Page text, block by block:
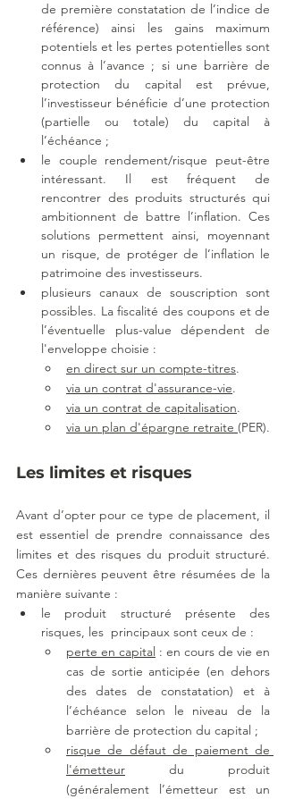
de première constatation de l’indice de
référence) ainsi les gains maximum
potentiels et les pertes potentielles sont
connus à l’avance ; si une barrière de
protection du capital est prévue,
l’investisseur bénéficie d’une protection
(partielle ou totale) du capital à
l’échéance ;
le couple rendement/risque peut-être
intéressant. Il est fréquent de
rencontrer des produits structurés qui
ambitionnent de battre l’inflation. Ces
solutions permettent ainsi, moyennant
un risque, de protéger de l’inflation le
patrimoine des investisseurs.
plusieurs canaux de souscription sont
possibles. La fiscalité des coupons et de
l’éventuelle plus-value dépendent de
l'enveloppe choisie :
en direct sur un compte-titres.
via un contrat d'assurance-vie.
via un contrat de capitalisation.
via un plan d'épargne retraite (PER).
Les limites et risques
Avant d’opter pour ce type de placement, il
est essentiel de prendre connaissance des
limites et des risques du produit structuré.
Ces dernières peuvent être résumées de la
manière suivante :
le produit structuré présente des
risques, les  principaux sont ceux de :
perte en capital : en cours de vie en
cas de sortie anticipée (en dehors
des dates de constatation) et à
l’échéance selon le niveau de la
barrière de protection du capital ;
risque de défaut de paiement de
l'émetteur du produit
(généralement l’émetteur est un